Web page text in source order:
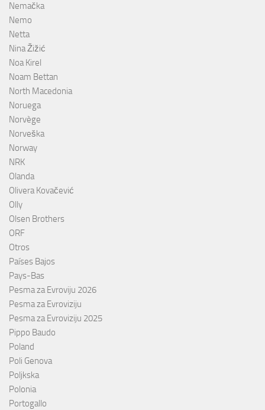
Nemačka
Nemo
Netta
Nina Žižić
Noa Kirel
Noam Bettan
North Macedonia
Noruega
Norvège
Norveška
Norway
NRK
Olanda
Olivera Kovačević
Olly
Olsen Brothers
ORF
Otros
Países Bajos
Pays-Bas
Pesma za Evroviju 2026
Pesma za Evroviziju
Pesma za Evroviziju 2025
Pippo Baudo
Poland
Poli Genova
Poljkska
Polonia
Portogallo